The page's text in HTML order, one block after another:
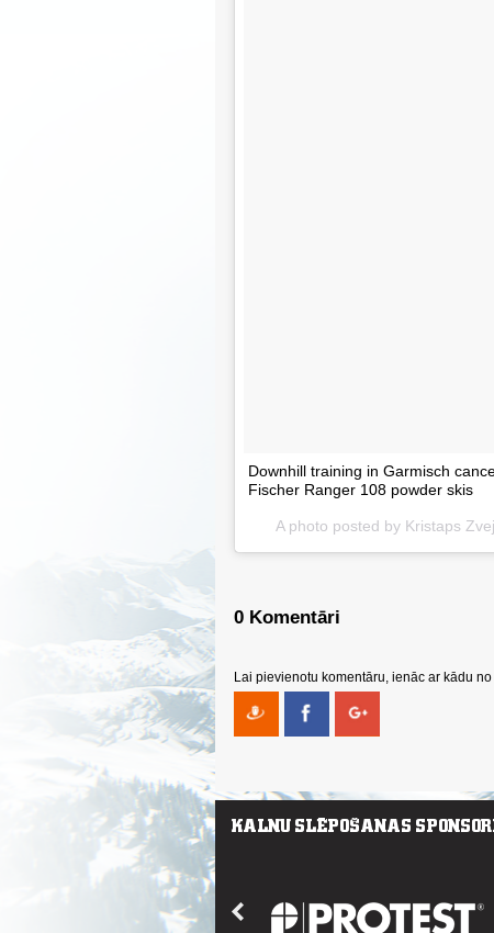
Downhill training in Garmisch
Fischer Ranger 108 powder skis
A photo posted by Kristaps
0 Komentāri
Lai pievienotu komentāru, ienāc ar kādu